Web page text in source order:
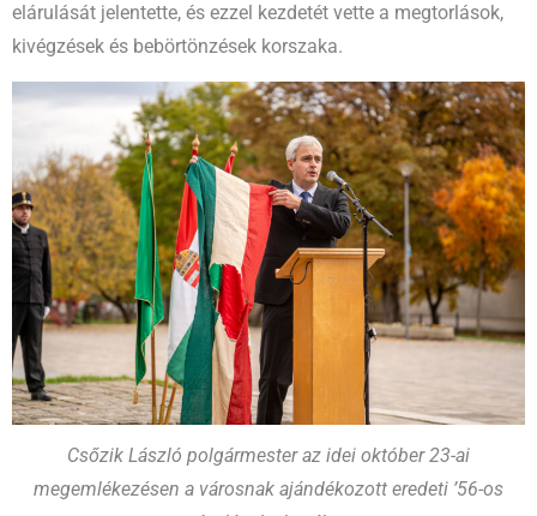
elárulását jelentette, és ezzel kezdetét vette a megtorlások,
kivégzések és bebörtönzések korszaka.
Csőzik László polgármester az idei október 23-ai
megemlékezésen a városnak ajándékozott eredeti ’56-os